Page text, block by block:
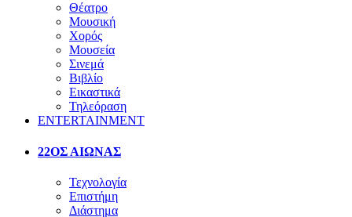
Θέατρο
Μουσική
Χορός
Μουσεία
Σινεμά
Βιβλίο
Εικαστικά
Τηλεόραση
ENTERTAINMENT
22ΟΣ ΑΙΩΝΑΣ
Τεχνολογία
Επιστήμη
Διάστημα